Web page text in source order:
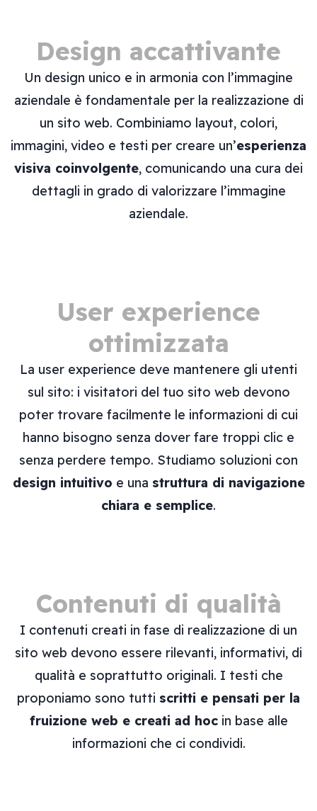
Design accattivante
Un design unico e in armonia con l’immagine
aziendale è fondamentale per la realizzazione di
un sito web. Combiniamo layout, colori,
immagini, video e testi per creare un’esperienza
visiva coinvolgente, comunicando una cura dei
dettagli in grado di valorizzare l’immagine
aziendale.
User experience
ottimizzata
La user experience deve mantenere gli utenti
sul sito: i visitatori del tuo sito web devono
poter trovare facilmente le informazioni di cui
hanno bisogno senza dover fare troppi clic e
senza perdere tempo. Studiamo soluzioni con
design intuitivo e una struttura di navigazione
chiara e semplice.
Contenuti di qualità
I contenuti creati in fase di realizzazione di un
sito web devono essere rilevanti, informativi, di
qualità e soprattutto originali. I testi che
proponiamo sono tutti scritti e pensati per la
fruizione web e creati ad hocin base alle
informazioni che ci condividi.